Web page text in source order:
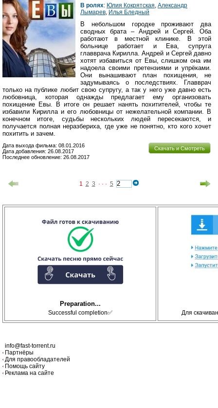
В ролях: Юлия Кокрятская, Александр
Лымарев, Илья Бледный
В небольшом городке проживают два
сводных брата – Андрей и Сергей. Оба
работают в местной клинике. В этой
больнице работает и Ева, супруга
главврача Кирилла. Андрей и Сергей давно
хотят избавиться от Евы, слишком она им
надоела своими претензиями и упрёками.
Они вынашивают план похищения, не
задумываясь о последствиях. Главврач
только на публике любит свою супругу, а так у него уже давно есть
любовница, которая однажды предлагает ему организовать
похищение Евы. В итоге он решает нанять похитителей, чтобы те
избавили Кирилла и его любовницы от нежелательной компании. В
конечном итоге, судьбы нескольких людей пересекаются, и
получается полная неразбериха, где уже не понятно, кто кого хочет
похитить и зачем.
Скачать и Смотреть
Дата выхода фильма: 08.01.2016
Дата добавления: 26.08.2017
Последнее обновление: 26.08.2017
1 2 3 · · · 5
Preparation...
Successful completion✅ Для
info@fast-torrent.ru
Партнёры
Для правообладателей
Помощь сайту
Реклама на сайте